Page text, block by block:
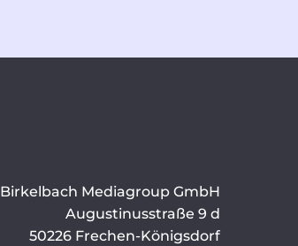
Birkelbach Mediagroup GmbH
Augustinusstraße 9 d
50226 Frechen-Königsdorf